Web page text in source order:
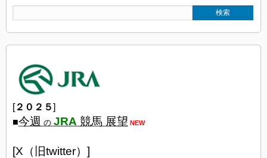
[２０２５]
■今週 の JRA 競馬 展望 NEW
[X（旧twitter）]